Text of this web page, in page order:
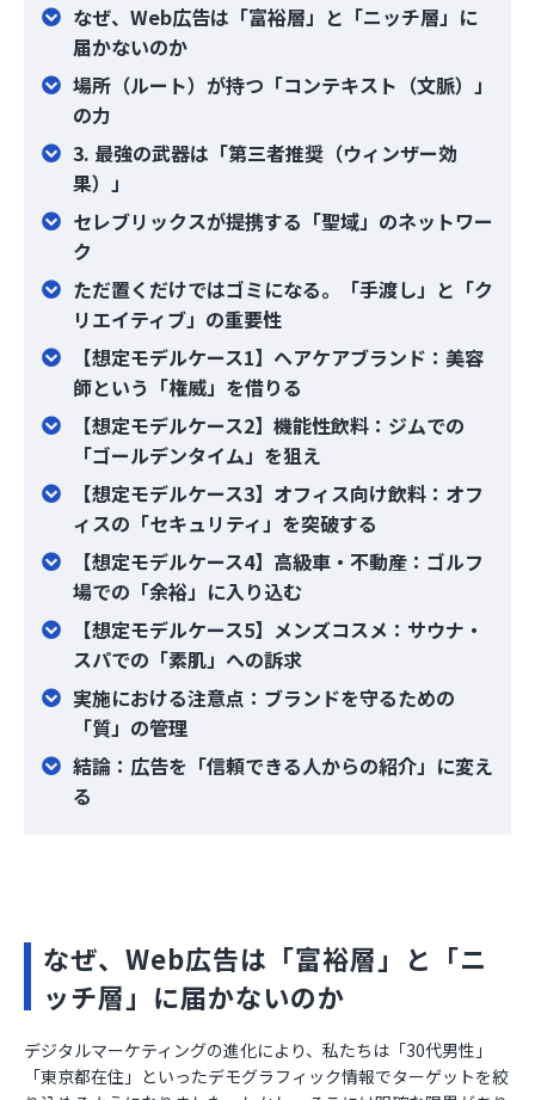
なぜ、Web広告は「富裕層」と「ニッチ層」に
届かないのか
場所（ルート）が持つ「コンテキスト（文脈）」
の力
3. 最強の武器は「第三者推奨（ウィンザー効
果）」
セレブリックスが提携する「聖域」のネットワー
ク
ただ置くだけではゴミになる。「手渡し」と「ク
リエイティブ」の重要性
【想定モデルケース1】ヘアケアブランド：美容
師という「権威」を借りる
【想定モデルケース2】機能性飲料：ジムでの
「ゴールデンタイム」を狙え
【想定モデルケース3】オフィス向け飲料：オフ
ィスの「セキュリティ」を突破する
【想定モデルケース4】高級車・不動産：ゴルフ
場での「余裕」に入り込む
【想定モデルケース5】メンズコスメ：サウナ・
スパでの「素肌」への訴求
実施における注意点：ブランドを守るための
「質」の管理
結論：広告を「信頼できる人からの紹介」に変え
る
なぜ、Web広告は「富裕層」と「ニ
ッチ層」に届かないのか
デジタルマーケティングの進化により、私たちは「30代男性」
「東京都在住」といったデモグラフィック情報でターゲットを絞